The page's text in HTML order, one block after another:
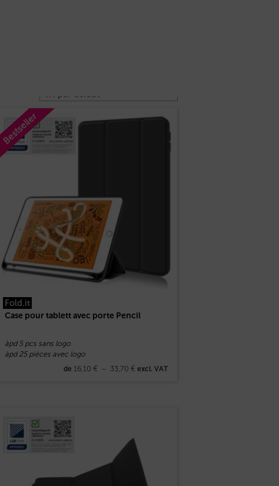
Bestseller
Fold.it
Case pour tablett avec porte Pencil
àpd 5 pcs sans logo
àpd 25 pièces avec logo
de 16,10 € – 33,70 € excl. VAT